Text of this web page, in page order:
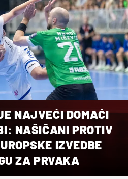
NAJVEĆI DOMAĆI
NAŠIČANI PROTIV
IZVEDBE
ZA PRVAKA